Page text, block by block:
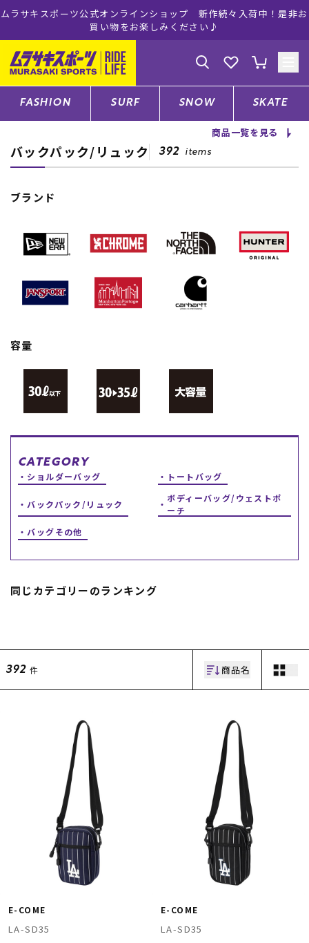
ムラサキスポーツ公式オンラインショップ 新作続々入荷中！是非お
買い物をお楽しみください♪
ゲスト様
ログイン 会員登録
店舗一覧
ファッションTOP
サーフTOP
スケートTOP
CONTENTS
ブランド一覧
特集一覧
覧
中古/アウトレット サー
中古/アウトレット スノ
SUPPORT
会員ランク
店頭受取サービス
ギフトラッピング
店舗一覧
ムラサキスポーツ 公式アプリ
ポイント・クーポンもこのアプリで！
FASHION SURF SNOW SKATE
商品一覧を見る
バックパック/リュック 392 items
ブランド
容量
CATEGORY
ショルダーバッグ
トートバッグ
バックパック/リュック
ボディーバッグ/ウェストポ
ーチ
バッグその他
同じカテゴリーのランキング
392 件 商品名
E-COME
LA-SD35
E-COME
LA-SD35